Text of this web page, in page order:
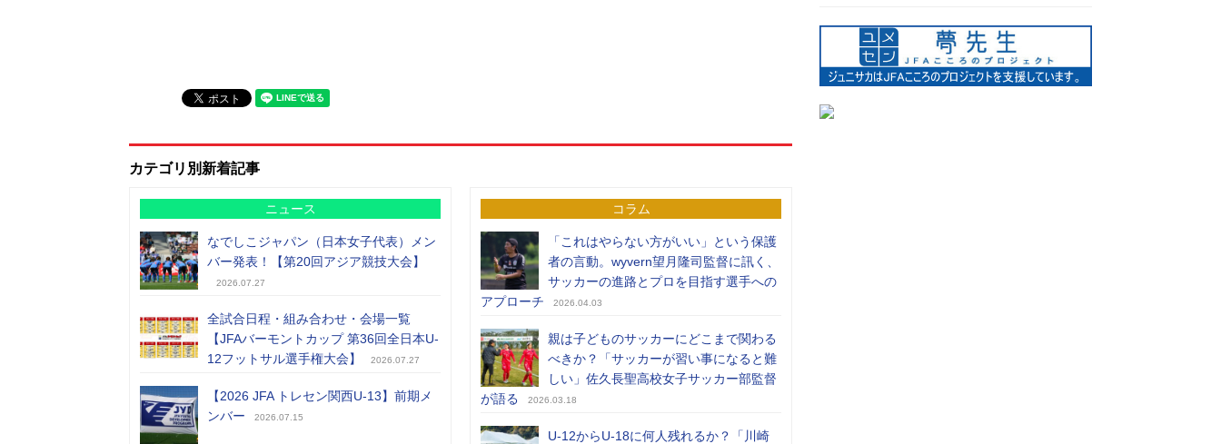
カテゴリ別新着記事
ニュース
なでしこジャパン（日本女子代表）メン
バー発表！【第20回アジア競技大会】
2026.07.27
全試合日程・組み合わせ・会場一覧
【JFAバーモントカップ 第36回全日本U-
12フットサル選手権大会】
2026.07.27
【2026 JFA トレセン関西U-13】前期メ
ンバー
2026.07.15
コラム
「これはやらない方がいい」という保護
者の言動。wyvern望月隆司監督に訊く、
サッカーの進路とプロを目指す選手への
アプローチ
2026.04.03
親は子どものサッカーにどこまで関わる
べきか？「サッカーが習い事になると難
しい」佐久長聖高校女子サッカー部監督
が語る
2026.03.18
U-12からU-18に何人残れるか？「川崎